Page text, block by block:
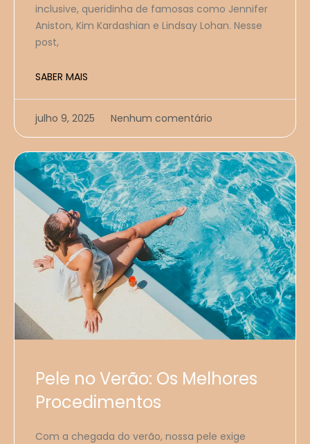
inclusive, queridinha de famosas como Jennifer
Aniston, Kim Kardashian e Lindsay Lohan. Nesse
post,
SABER MAIS
julho 9, 2025 Nenhum comentário
Pele no Verão: Os Melhores
Procedimentos
Com a chegada do verão, nossa pele exige